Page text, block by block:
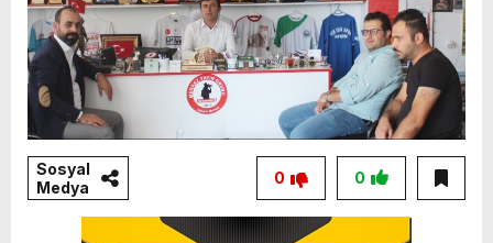
Sosyal
Medya
0
0